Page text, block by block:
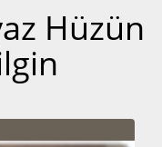
Hüzün